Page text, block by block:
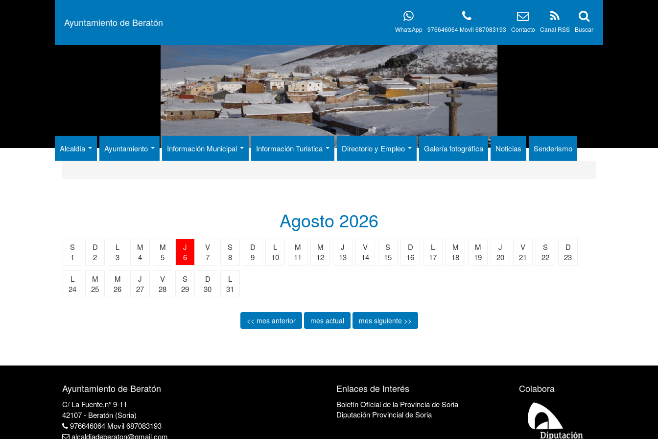
Ayuntamiento de Beratón
Buscar
Canal RSS
Contacto
976646064 Movil 687083193
WhatsApp
Alcaldía Ayuntamiento Información Municipal Información Turistica Directorio y Empleo Galería fotográfica Noticias Senderismo
Agosto 2026
S
1
D
2
L
3
M
4
M
5
J
6
V
7
S
8
D
9
L
10
M
11
M
12
J
13
V
14
S
15
D
16
L
17
M
18
M
19
J
20
V
21
S
22
D
23
L
24
M
25
M
26
J
27
V
28
S
29
D
30
L
31
<< mes anterior mes actual mes siguiente >>
Ayuntamiento de Beratón
C/ La Fuente,nº 9-11
42107 - Beratón (Soria)
976646064 Movil 687083193
alcaldiadeberaton@gmail.com
Enlaces de Interés
Boletín Oficial de la Provincia de Soria
Diputación Provincial de Soria
Colabora